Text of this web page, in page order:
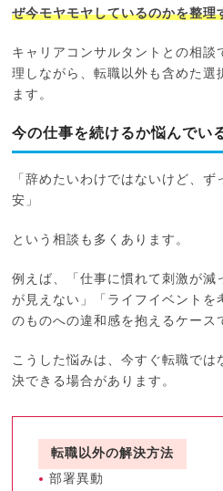
ぜ今モヤモヤしているのかを整理
キャリアコンサルタントとの相談
理しながら、転職以外も含めた選
ます。
今の仕事を続けるか悩んでい
「辞めたいわけではないけど、
安」
という相談も多くあります。
例えば、「仕事に慣れて刺激が減
が見えない」「ライフイベントを
のものへの違和感を抱えるケース
こうした悩みは、今すぐ転職では
決できる場合があります。
転職以外の解決方法
部署異動